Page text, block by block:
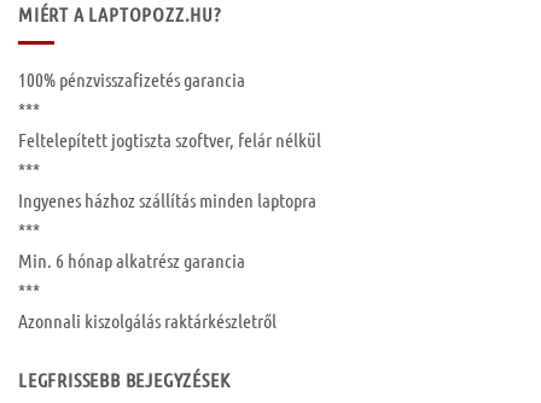
MIÉRT A LAPTOPOZZ.HU?
100% pénzvisszafizetés garancia
***
Feltelepített jogtiszta szoftver, felár nélkül
***
Ingyenes házhoz szállítás minden laptopra
***
Min. 6 hónapalkatrész garancia
***
Azonnali kiszolgálás raktárkészletről
LEGFRISSEBB BEJEGYZÉSEK